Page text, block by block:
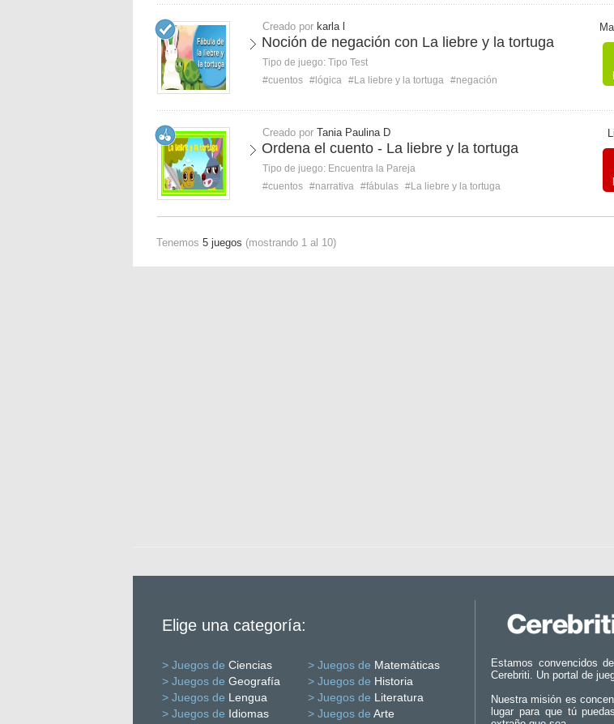
Creado por karla l
Noción de negación con La liebre y la tortuga
Tipo de juego: Tipo Test
#cuentos #lógica #La liebre y la tortuga #negación
Creado por Tania Paulina D
Ordena el cuento - La liebre y la tortuga
Tipo de juego: Encuentra la Pareja
#cuentos #narrativa #fábulas #La liebre y la tortuga
Tenemos 5 juegos (mostrando 1 al 10)
Elige una categoría:
> Juegos de Ciencias > Juegos de Matemáticas
> Juegos de Geografía > Juegos de Historia
> Juegos de Lengua > Juegos de Literatura
> Juegos de Idiomas > Juegos de Arte
Estamos convencidos
Cerebriti. Un portal de
Nuestra misión es
lugar para que tú